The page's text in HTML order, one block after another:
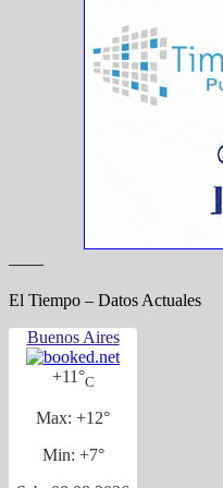
——
El Tiempo – Datos Actuales
Buenos Aires
+11°C
Max: +12°
Min: +7°